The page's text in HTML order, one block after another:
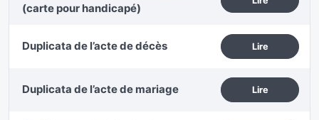
(carte pour handicapé)
Duplicata de l’acte de décès Lire
Duplicata de l’acte de mariage Lire